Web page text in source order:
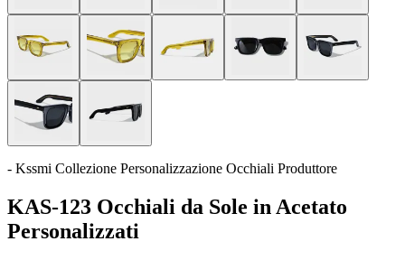
- Kssmi Collezione Personalizzazione Occhiali Produttore
KAS-123 Occhiali da Sole in Acetato
Personalizzati